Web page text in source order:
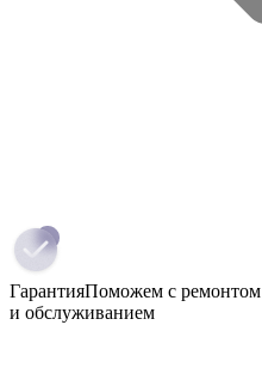
ГарантияПоможем с ремонтом
и обслуживанием